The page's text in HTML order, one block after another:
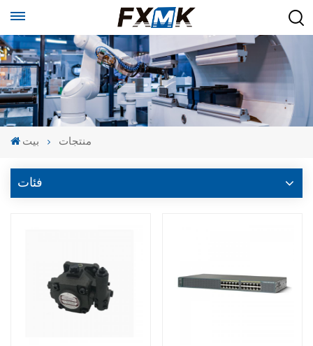
بيت منتجات
فئات